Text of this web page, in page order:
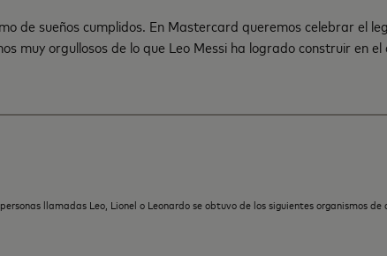
de sueños cumplidos. En Mastercard queremos celebrar el
muy orgullosos de lo que Leo Messi ha logrado construir en
llamadas Leo, Lionel o Leonardo se obtuvo de los siguientes organismos de